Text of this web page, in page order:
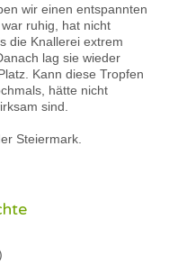
wir einen entspannten
ruhig, hat nicht
die Knallerei extrem
lag sie wieder
Kann diese Tropfen
hätte nicht
sind.
Steiermark.